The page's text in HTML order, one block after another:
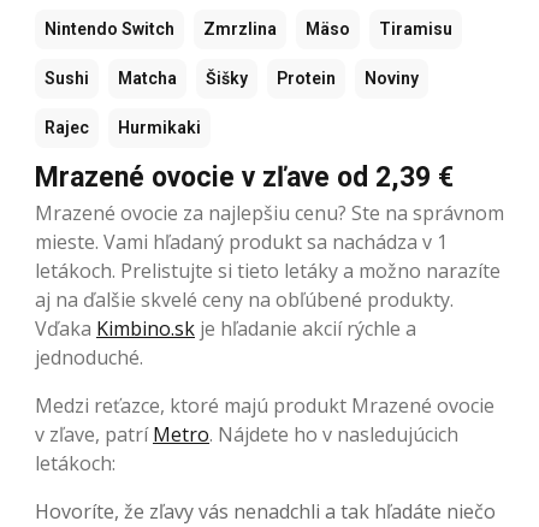
Nintendo Switch Zmrzlina Mäso Tiramisu
Sushi Matcha Šišky Protein Noviny
Rajec Hurmikaki
Mrazené ovocie v zľave od 2,39 €
Mrazené ovocie za najlepšiu cenu? Ste na správnom
mieste. Vami hľadaný produkt sa nachádza v 1
letákoch. Prelistujte si tieto letáky a možno narazíte
aj na ďalšie skvelé ceny na obľúbené produkty.
Vďaka Kimbino.sk je hľadanie akcií rýchle a
jednoduché.
Medzi reťazce, ktoré majú produkt Mrazené ovocie
v zľave, patríMetro. Nájdete ho v nasledujúcich
letákoch:
Hovoríte, že zľavy vás nenadchli a tak hľadáte niečo